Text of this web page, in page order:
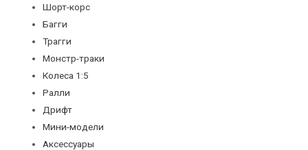
Шорт-корс
Багги
Трагги
Монстр-траки
Колеса 1:5
Ралли
Дрифт
Мини-модели
Аксессуары